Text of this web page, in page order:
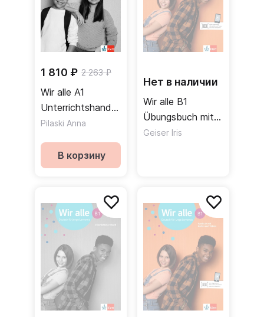
1 810 ₽ 2 263 ₽
Wir alle A1
Unterrichtshandbuch
/ Книга для
Pilaski Anna
В корзину
Нет в наличии
Wir alle B1
Übungsbuch mit
Audios und
Geiser Iris